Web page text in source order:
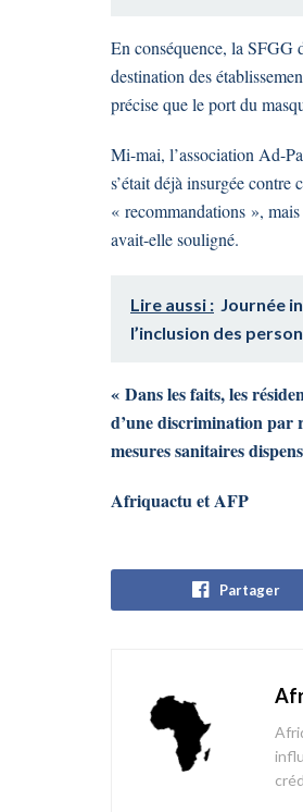
En conséquence, la SFGG
destination des
précise que le port du
Mi-mai, l’association Ad-
s’était déjà insurgée
« recommandations »,
avait-elle souligné.
Lire aussi : Journée
l’inclusion des
« Dans les faits, les
d’une discrimination par
mesures sanitaires
Afriquactu et AFP
Partager